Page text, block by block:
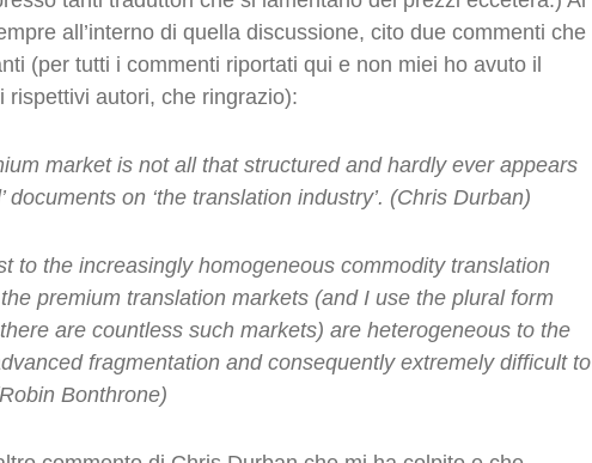
all’interno di quella discussione, cito due commenti che
(per tutti i commenti riportati qui e non miei ho avuto il
rispettivi autori, che ringrazio):
market is not all that structured and hardly ever appears
documents on ‘the translation industry’. (Chris Durban)
to the increasingly homogeneous commodity translation
premium translation markets (and I use the plural form
are countless such markets) are heterogeneous to the
fragmentation and consequently extremely difficult to
Bonthrone)